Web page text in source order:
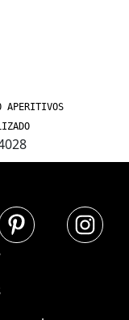
APERITIVOS